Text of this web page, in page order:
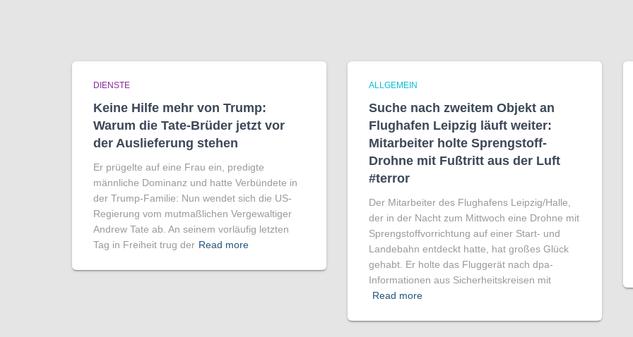
DIENSTE
Keine Hilfe mehr von Trump:
Warum die Tate-Brüder jetzt vor
der Auslieferung stehen
Er prügelte auf eine Frau ein, predigte
männliche Dominanz und hatte Verbündete in
der Trump-Familie: Nun wendet sich die US-
Regierung vom mutmaßlichen Vergewaltiger
Andrew Tate ab. An seinem vorläufig letzten
Tag in Freiheit trug der Read more
ALLGEMEIN
Suche nach zweitem Objekt an
Flughafen Leipzig läuft weiter:
Mitarbeiter holte Sprengstoff-
Drohne mit Fußtritt aus der Luft
#terror
Der Mitarbeiter des Flughafens Leipzig/Halle,
der in der Nacht zum Mittwoch eine Drohne mit
Sprengstoffvorrichtung auf einer Start- und
Landebahn entdeckt hatte, hat großes Glück
gehabt. Er holte das Fluggerät nach dpa-
Informationen aus Sicherheitskreisen mit
Read more